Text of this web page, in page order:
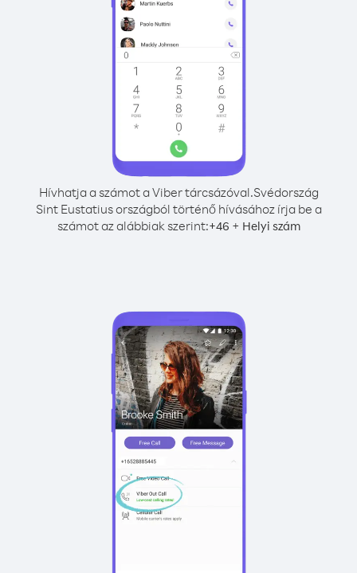
Hívhatja a számot a Viber tárcsázóval.Svédország
Sint Eustatius országból történő hívásához írja be a
számot az alábbiak szerint:+46 + Helyi szám